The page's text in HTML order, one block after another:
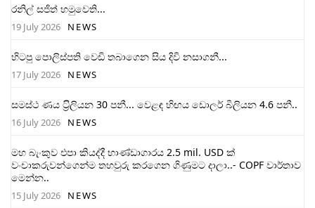
රනිල් සජිත් හමුවෙති...
19 July 2026 NEWS
හිටපු පොලිස්පති වෙඩි තබාගෙන සිය දිවි නසාගනී...
17 July 2026 NEWS
සමස්ථ ණය ට‍්‍රිලියන 30 පනී... වෙළඳ හිඟය ඩොලර් බිලියන 4.6 පනී..
16 July 2026 NEWS
මහ බැංකුව එපා කියද්දී භාණ්ඩාගාරය 2.5 mil. USD ක්
වංචාකරුවන්ගෙන්ම තහවුරු කරගෙන ගිණුමට දාලා..- COPF වාර්තාව
මෙන්න..
15 July 2026 NEWS